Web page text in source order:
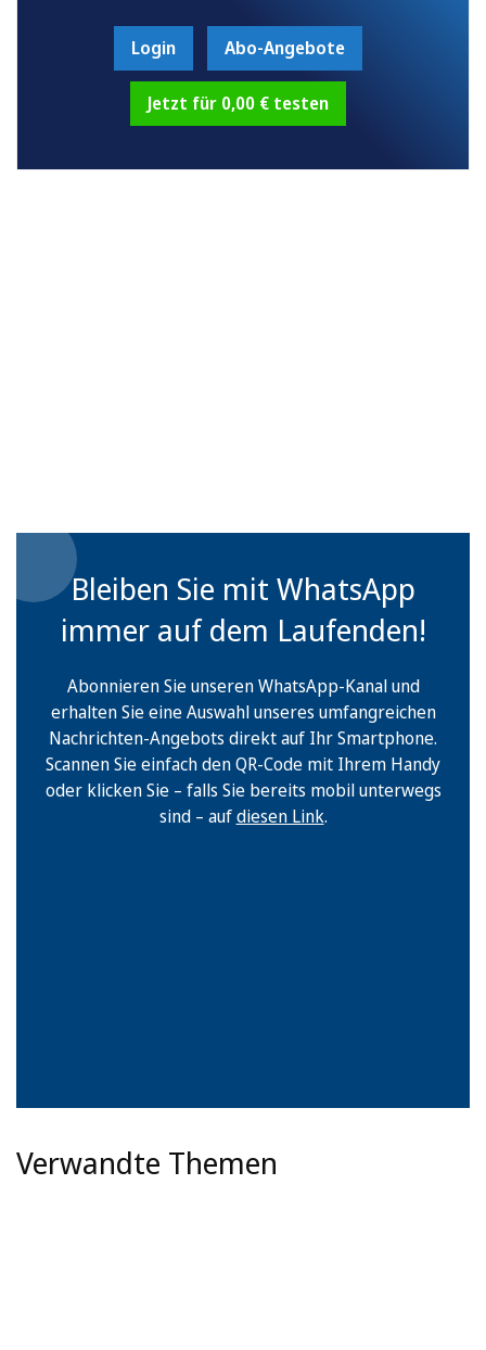
Login Abo-Angebote
Jetzt für 0,00 € testen
Bleiben Sie mit WhatsApp
immer auf dem Laufenden!
Abonnieren Sie unseren WhatsApp-Kanal und
erhalten Sie eine Auswahl unseres umfangreichen
Nachrichten-Angebots direkt auf Ihr Smartphone.
Scannen Sie einfach den QR-Code mit Ihrem Handy
oder klicken Sie – falls Sie bereits mobil unterwegs
sind – aufdiesen Link.
Verwandte Themen